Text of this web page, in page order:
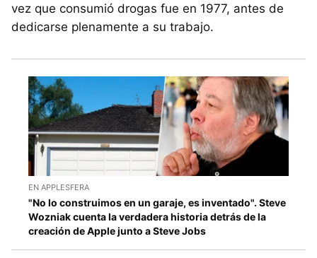
vez que consumió drogas fue en 1977, antes de
dedicarse plenamente a su trabajo.
EN APPLESFERA
"No lo construimos en un garaje, es inventado". Steve
Wozniak cuenta la verdadera historia detrás de la
creación de Apple junto a Steve Jobs